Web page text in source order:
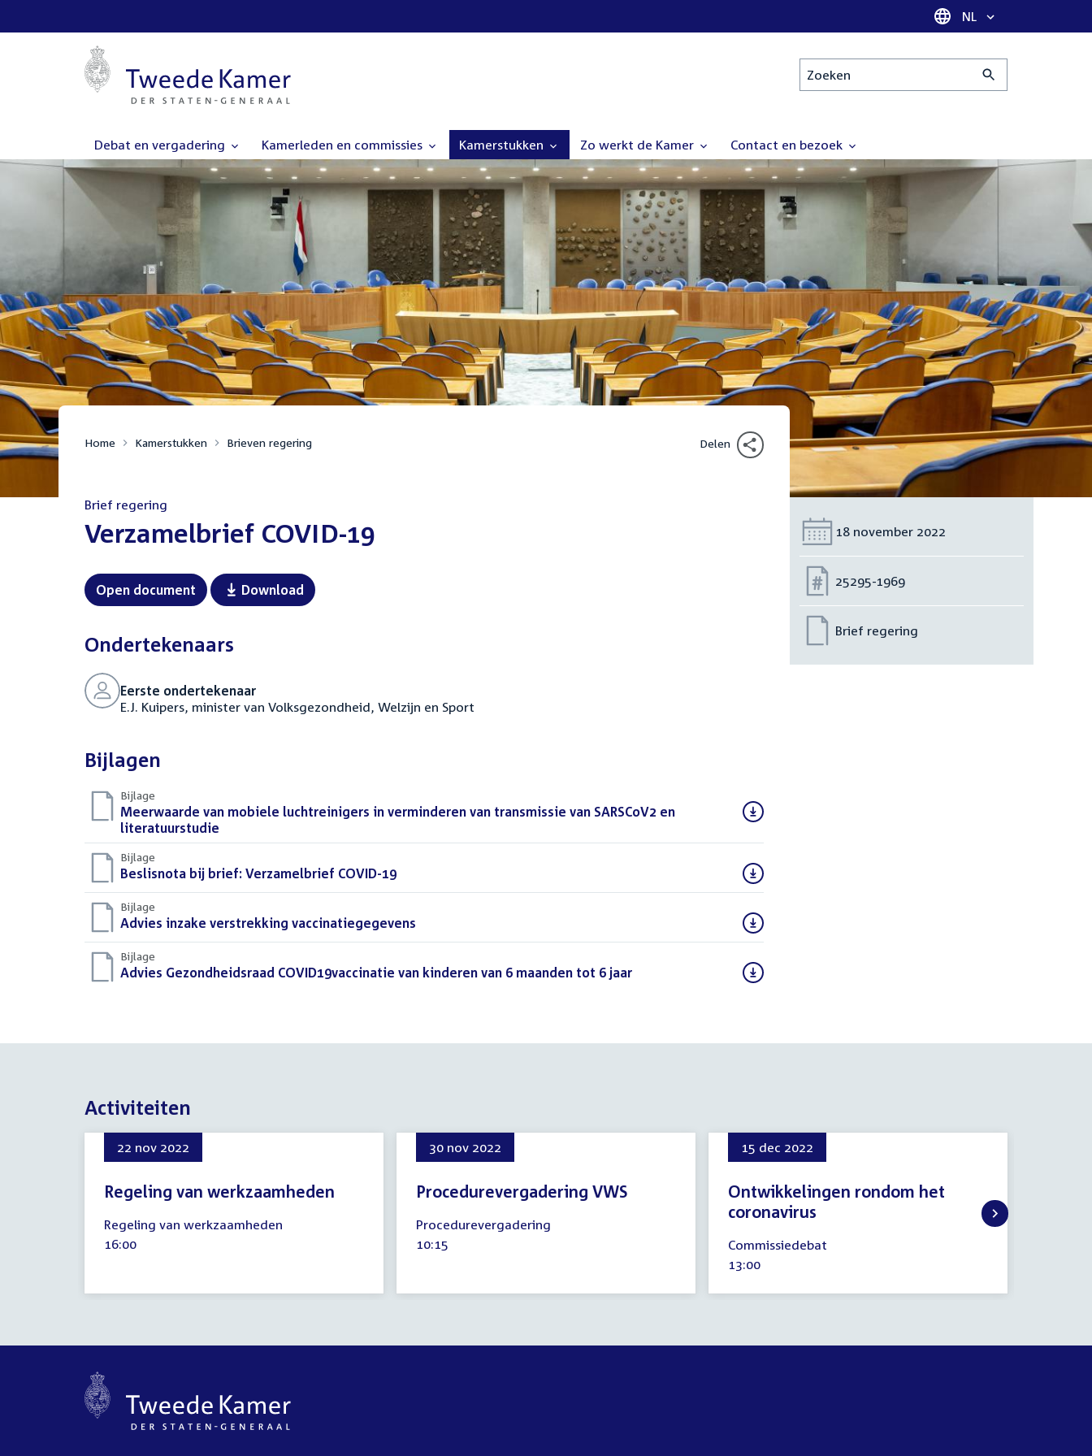
Taal selectie
NL
Zoeken
Debat en vergadering Kamerleden en commissies Kamerstukken Zo werkt de Kamer Contact en bezoek
Home Kamerstukken Brieven regering Delen
Brief regering
:Verzamelbrief COVID-19
Open document Download
Ondertekenaars
Eerste ondertekenaar
E.J. Kuipers, minister van Volksgezondheid, Welzijn en Sport
Bijlagen
Bijlage
Download
bestand:
Meerwaarde van mobiele luchtreinigers in verminderen van transmissie van SARSCoV2 en
literatuurstudie
Bijlage
Download
bestand:
Beslisnota bij brief: Verzamelbrief COVID-19
Bijlage
Download
bestand:
Advies inzake verstrekking vaccinatiegegevens
Bijlage
Download
Advies Gezondheidsraad COVID19vaccinatie van kinderen van 6 maanden tot 6 jaar
Datum:
18 november 2022
Nummer:
25295-1969
Brief regering
Activiteiten
22 nov 2022
Regeling van werkzaamheden
november
2022
Regeling van werkzaamheden
Tijd
16:00
30 nov 2022
Procedurevergadering VWS
november
2022
Procedurevergadering
Tijd
10:15
15 dec 2022
Ontwikkelingen rondom het
coronavirus
december
2022
Commissiedebat
Tijd
13:00